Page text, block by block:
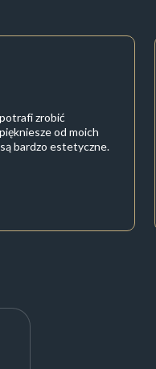
zrobić
od moich
bardzo estetyczne.